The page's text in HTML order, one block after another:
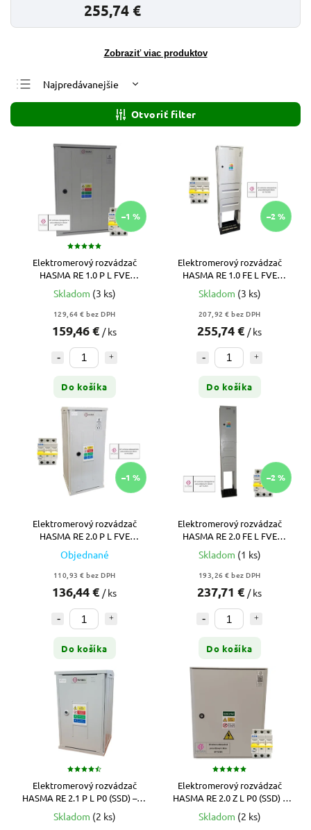
255,74 €
Zobraziť viac produktov
Najpredávanejšie
Najlacnejšie
Najdrahšie
Abecedne
Otvoriť filter
–1 %
Elektromerový rozvádzač
HASMA RE 1.0 P L FVE
(ZSD/VSD) – Nástenný, 2T +
Istič
Skladom (3 ks)
129,64 € bez DPH
159,46 € / ks
Do košíka
–2 %
Elektromerový rozvádzač
HASMA RE 1.0 FE L FVE
(ZSD/VSD) – Pilier + Vypínač +
Istič ZADARMO
Skladom (3 ks)
207,92 € bez DPH
255,74 € / ks
Do košíka
–1 %
Elektromerový rozvádzač
HASMA RE 2.0 P L FVE
(ZSD/VSD) – Nástenný, 1T,
Vypínač + Istič
Objednané
110,93 € bez DPH
136,44 € / ks
Do košíka
–2 %
Elektromerový rozvádzač
HASMA RE 2.0 FE L FVE
(ZSD/VSD) – Pilier, 1T, Úzky +
Istič ZADARMO
Skladom (1 ks)
193,26 € bez DPH
237,71 € / ks
Do košíka
Elektromerový rozvádzač
HASMA RE 2.1 P L P0 (SSD) – 1-
Fázový, Nástenný, 1Tarif
Skladom (2 ks)
Elektromerový rozvádzač
HASMA RE 2.0 Z L P0 (SSD) –
Zapustený, 1T + Istič
ZADARMO
Skladom (2 ks)